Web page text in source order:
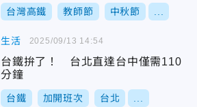
台灣高鐵 教師節 中秋節
生活
台鐵拚了！ 台北直達台中僅需110
分鐘
台鐵 加開班次 台北
2025/09/13 14:54